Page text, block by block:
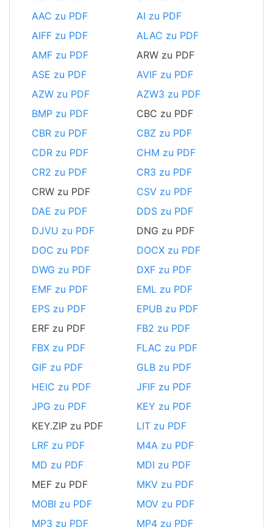
AAC zu PDF
AI zu PDF
AIFF zu PDF
ALAC zu PDF
AMF zu PDF
ARW zu PDF
ASE zu PDF
AVIF zu PDF
AZW zu PDF
AZW3 zu PDF
BMP zu PDF
CBC zu PDF
CBR zu PDF
CBZ zu PDF
CDR zu PDF
CHM zu PDF
CR2 zu PDF
CR3 zu PDF
CRW zu PDF
CSV zu PDF
DAE zu PDF
DDS zu PDF
DJVU zu PDF
DNG zu PDF
DOC zu PDF
DOCX zu PDF
DWG zu PDF
DXF zu PDF
EMF zu PDF
EML zu PDF
EPS zu PDF
EPUB zu PDF
ERF zu PDF
FB2 zu PDF
FBX zu PDF
FLAC zu PDF
GIF zu PDF
GLB zu PDF
HEIC zu PDF
JFIF zu PDF
JPG zu PDF
KEY zu PDF
KEY.ZIP zu PDF
LIT zu PDF
LRF zu PDF
M4A zu PDF
MD zu PDF
MDI zu PDF
MEF zu PDF
MKV zu PDF
MOBI zu PDF
MOV zu PDF
MP3 zu PDF
MP4 zu PDF